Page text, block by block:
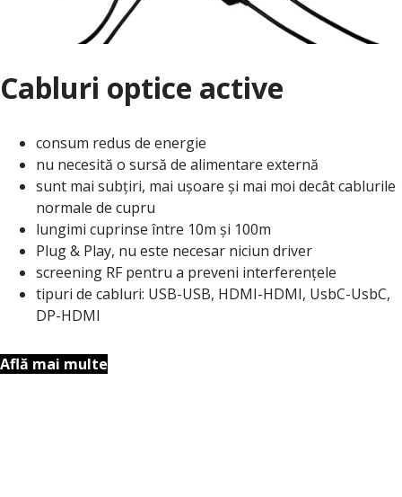
Cabluri optice active
consum redus de energie
nu necesită o sursă de alimentare externă
sunt mai subțiri, mai ușoare și mai moi decât cablurile
normale de cupru
lungimi cuprinse între 10m și 100m
Plug & Play, nu este necesar niciun driver
screening RF pentru a preveni interferențele
tipuri de cabluri: USB-USB, HDMI-HDMI, UsbC-UsbC,
DP-HDMI
Află mai multe